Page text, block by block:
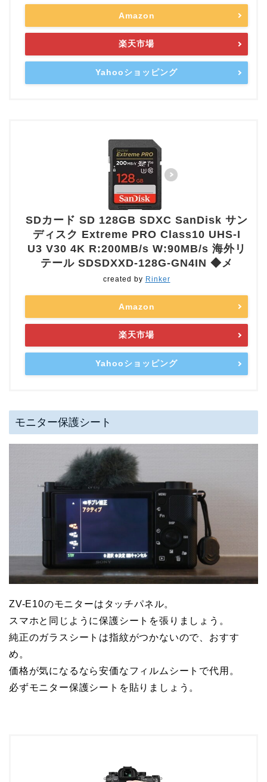
Amazon
楽天市場
Yahooショッピング
SDカード SD 128GB SDXC SanDisk サン
ディスク Extreme PRO Class10 UHS-I
U3 V30 4K R:200MB/s W:90MB/s 海外リ
テール SDSDXXD-128G-GN4IN ◆メ
created by Rinker
Amazon
楽天市場
Yahooショッピング
モニター保護シート
ZV-E10のモニターはタッチパネル。
スマホと同じように保護シートを張りましょう。
純正のガラスシートは指紋がつかないので、おすす
め。
価格が気になるなら安価なフィルムシートで代用。
必ずモニター保護シートを貼りましょう。